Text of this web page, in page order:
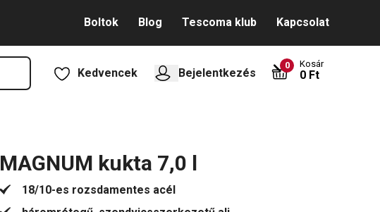
Boltok Blog Tescoma klub Kapcsolat
Kedvencek Bejelentkezés
0 Kosár
0 Ft
MAGNUM kukta 7,0 l
18/10-es rozsdamentes acél